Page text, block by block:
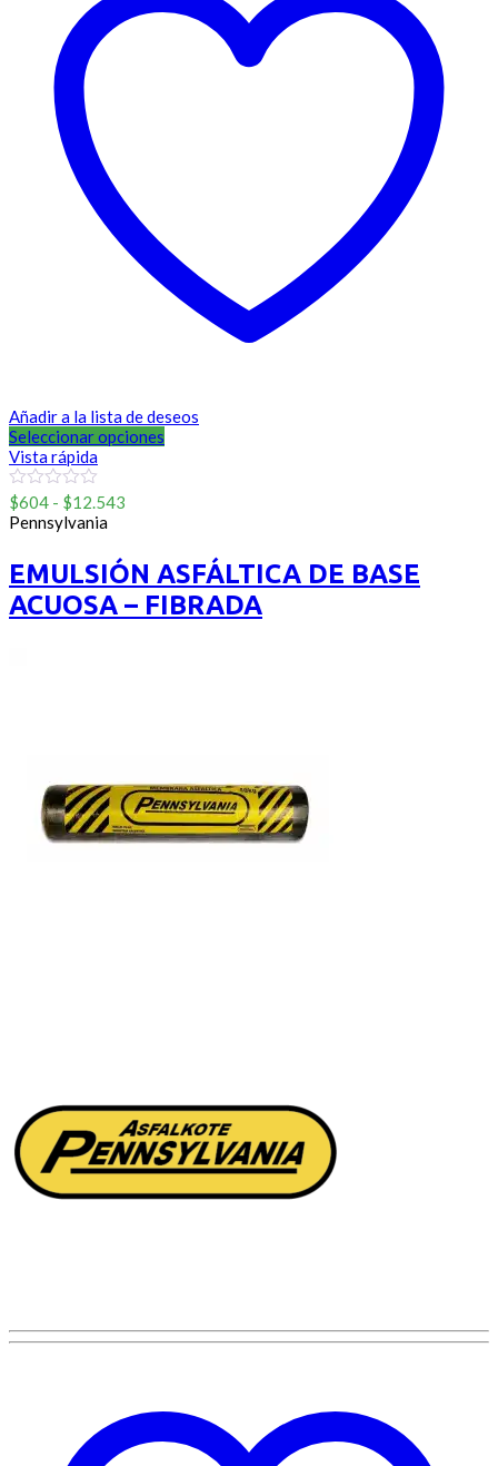
Añadir a la lista de deseos
Seleccionar opciones
Vista rápida
0
out
of
$604 - $12.543
desde
$604
hasta
$12.543
Pennsylvania
EMULSIÓN ASFÁLTICA DE BASE
ACUOSA – FIBRADA